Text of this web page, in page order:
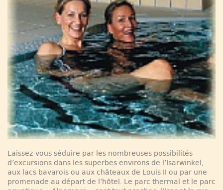
Laissez-vous séduire par les nombreuses possibilités
d’excursions dans les superbes environs de l’Isarwinkel,
aux lacs bavarois ou aux châteaux de Louis II ou par une
promenade au départ de l’hôtel. Le parc thermal et le parc